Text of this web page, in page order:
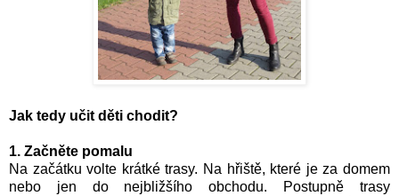
Jak tedy učit děti chodit?
1. Začněte pomalu
Na začátku volte krátké trasy. Na hřiště, které je za domem
nebo jen do nejbližšího obchodu. Postupně trasy